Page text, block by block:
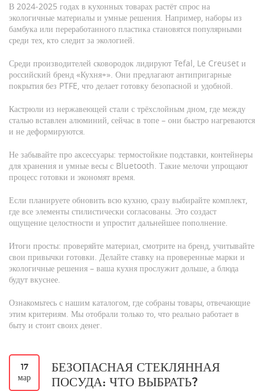
В 2024‑2025 годах в кухонных товарах растёт спрос на
экологичные материалы и умные решения. Например, наборы из
бамбука или переработанного пластика становятся популярными
среди тех, кто следит за экологией.
Среди производителей сковородок лидируют Tefal, Le Creuset и
российский бренд «Кухня+». Они предлагают антипригарные
покрытия без PTFE, что делает готовку безопасной и удобной.
Кастрюли из нержавеющей стали с трёхслойным дном, где между
сталью вставлен алюминий, сейчас в топе – они быстро нагреваются
и не деформируются.
Не забывайте про аксессуары: термостойкие подставки, контейнеры
для хранения и умные весы с Bluetooth. Такие мелочи упрощают
процесс готовки и экономят время.
Если планируете обновить всю кухню, сразу выбирайте комплект,
где все элементы стилистически согласованы. Это создаст
ощущение целостности и упростит дальнейшее пополнение.
Итоги просты: проверяйте материал, смотрите на бренд, учитывайте
свои привычки готовки. Делайте ставку на проверенные марки и
экологичные решения – ваша кухня прослужит дольше, а блюда
будут вкуснее.
Ознакомьтесь с нашим каталогом, где собраны товары, отвечающие
этим критериям. Мы отобрали только то, что реально работает в
быту и стоит своих денег.
17
мар
БЕЗОПАСНАЯ СТЕКЛЯННАЯ
ПОСУДА: ЧТО ВЫБРАТЬ?